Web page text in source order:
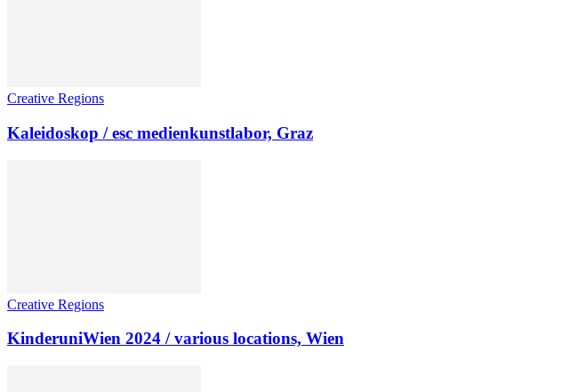
Creative Regions
Kaleidoskop / esc medienkunstlabor, Graz
Creative Regions
KinderuniWien 2024 / various locations, Wien